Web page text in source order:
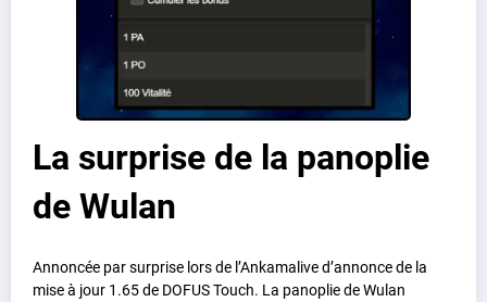
La surprise de la panoplie
de Wulan
Annoncée par surprise lors de l’Ankamalive d’annonce de la
mise à jour 1.65 de DOFUS Touch. La panoplie de Wulan